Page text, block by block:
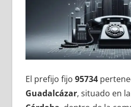
El prefijo fijo 95734
Guadalcázar, situado en